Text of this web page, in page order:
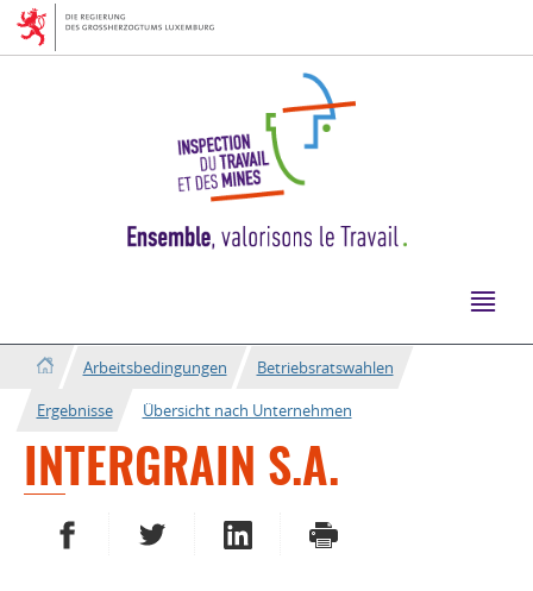
Zur
Navigation
Zum
Inhalt
Arbeitsbedingungen
Betriebsratswahlen
Ergebnisse
Übersicht nach Unternehmen
INTERGRAIN S.A.
AUF FACEBOOK TEILENAUF TWITTER TEILENAUF LINKEDIN TEILEN
DRUCKEN